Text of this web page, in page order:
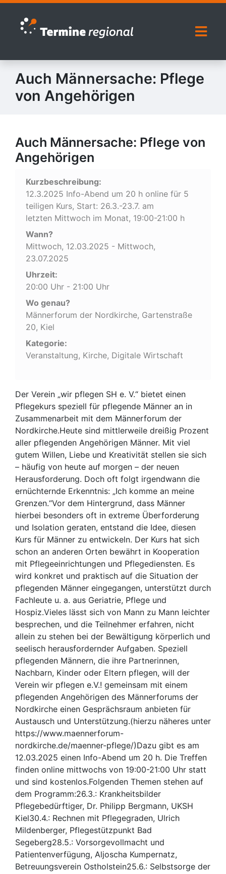
Zur Navigation springen
Zum Inhalt springen
Auch Männersache: Pflege
von Angehörigen
Auch Männersache: Pflege von
Angehörigen
Kurzbeschreibung:
12.3.2025 Info-Abend um 20 h online für 5
teiligen Kurs, Start: 26.3.-23.7. am
letzten Mittwoch im Monat, 19:00-21:00 h
Wann?
Mittwoch, 12.03.2025 - Mittwoch,
23.07.2025
Uhrzeit:
20:00 Uhr - 21:00 Uhr
Wo genau?
Männerforum der Nordkirche, Gartenstraße
20, Kiel
Kategorie:
Veranstaltung, Kirche, Digitale Wirtschaft
Der Verein „wir pflegen SH e. V.“ bietet einen
Pflegekurs speziell für pflegende Männer an in
Zusammenarbeit mit dem Männerforum der
Nordkirche.Heute sind mittlerweile dreißig Prozent
aller pflegenden Angehörigen Männer. Mit viel
gutem Willen, Liebe und Kreativität stellen sie sich
– häufig von heute auf morgen – der neuen
Herausforderung. Doch oft folgt irgendwann die
ernüchternde Erkenntnis: „Ich komme an meine
Grenzen.“Vor dem Hintergrund, dass Männer
hierbei besonders oft in extreme Überforderung
und Isolation geraten, entstand die Idee, diesen
Kurs für Männer zu entwickeln. Der Kurs hat sich
schon an anderen Orten bewährt in Kooperation
mit Pflegeeinrichtungen und Pflegediensten. Es
wird konkret und praktisch auf die Situation der
pflegenden Männer eingegangen, unterstützt durch
Fachleute u. a. aus Geriatrie, Pflege und
Hospiz.Vieles lässt sich von Mann zu Mann leichter
besprechen, und die Teilnehmer erfahren, nicht
allein zu stehen bei der Bewältigung körperlich und
seelisch herausfordernder Aufgaben. Speziell
pflegenden Männern, die ihre Partnerinnen,
Nachbarn, Kinder oder Eltern pflegen, will der
Verein wir pflegen e.V.! gemeinsam mit einem
pflegenden Angehörigen des Männerforums der
Nordkirche einen Gesprächsraum anbieten für
Austausch und Unterstützung.(hierzu näheres unter
https://www.maennerforum-
nordkirche.de/maenner-pflege/)Dazu gibt es am
12.03.2025 einen Info-Abend um 20 h. Die Treffen
finden online mittwochs von 19:00-21:00 Uhr statt
und sind kostenlos.Folgenden Themen stehen auf
dem Programm:26.3.: Krankheitsbilder
Pflegebedürftiger, Dr. Philipp Bergmann, UKSH
Kiel30.4.: Rechnen mit Pflegegraden, Ulrich
Mildenberger, Pflegestützpunkt Bad
Segeberg28.5.: Vorsorgevollmacht und
Patientenverfügung, Aljoscha Kumpernatz,
Betreuungsverein Ostholstein25.6.: Selbstsorge der